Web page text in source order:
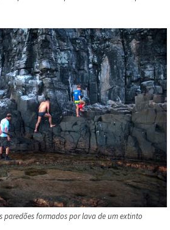
paredões formados por lava de um extinto